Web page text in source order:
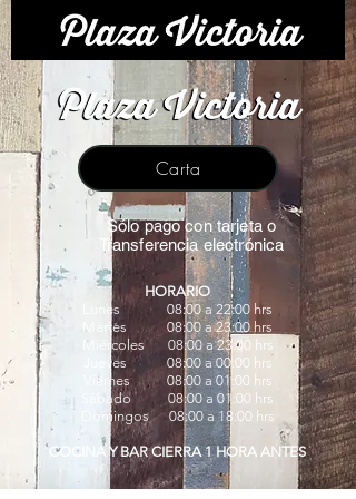
Carta
Sólo pago con tarjeta o
Transferencia electrónica
HORARIO
Lunes 08:00 a 22:00 hrs
Martes 08:00 a 23:00 hrs
Miércoles 08:00 a 23:00 hrs
Jueves 08:00 a 00:00 hrs
Viernes 08:00 a 01:00 hrs
Sábado 08:00 a 01:00 hrs
Domingos 08:00 a 18:00 hrs
COCINA Y BAR CIERRA 1 HORA ANTES